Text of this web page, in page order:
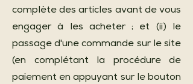
complète des articles avant de vous
engager à les acheter ; et (ii) le
passage d'une commande sur le site
(en complétant la procédure de
paiement en appuyant sur le bouton